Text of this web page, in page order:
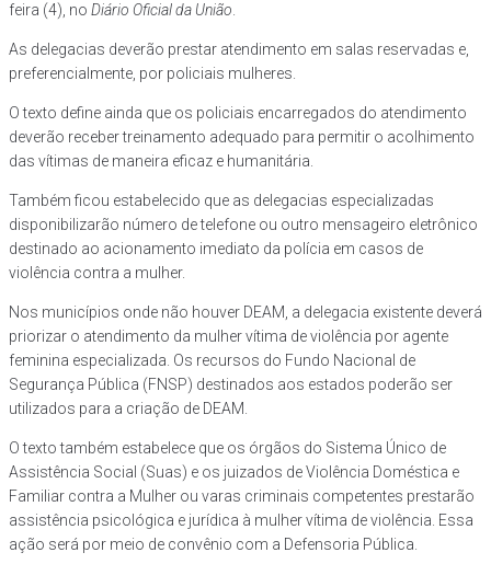
feira (4), no Diário Oficial da União.
As delegacias deverão prestar atendimento em salas reservadas e,
preferencialmente, por policiais mulheres.
O texto define ainda que os policiais encarregados do atendimento
deverão receber treinamento adequado para permitir o acolhimento
das vítimas de maneira eficaz e humanitária.
Também ficou estabelecido que as delegacias especializadas
disponibilizarão número de telefone ou outro mensageiro eletrônico
destinado ao acionamento imediato da polícia em casos de
violência contra a mulher.
Nos municípios onde não houver DEAM, a delegacia existente deverá
priorizar o atendimento da mulher vítima de violência por agente
feminina especializada. Os recursos do Fundo Nacional de
Segurança Pública (FNSP) destinados aos estados poderão ser
utilizados para a criação de DEAM.
O texto também estabelece que os órgãos do Sistema Único de
Assistência Social (Suas) e os juizados de Violência Doméstica e
Familiar contra a Mulher ou varas criminais competentes prestarão
assistência psicológica e jurídica à mulher vítima de violência. Essa
ação será por meio de convênio com a Defensoria Pública.